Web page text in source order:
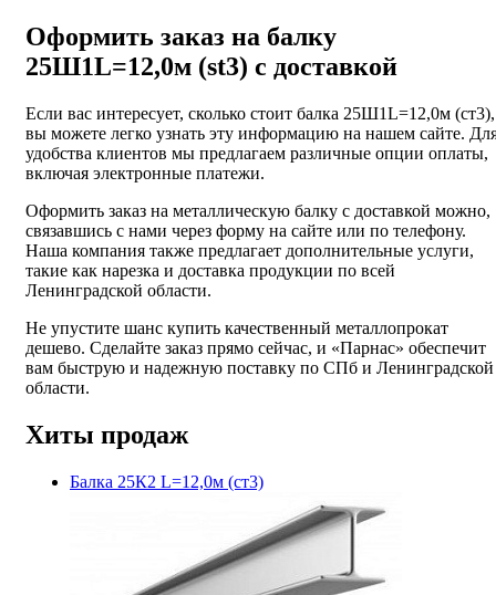
Оформить заказ на балку
25Ш1L=12,0м (st3) с доставкой
Если вас интересует, сколько стоит балка 25Ш1L=12,0м (ст3),
вы можете легко узнать эту информацию на нашем сайте.
удобства клиентов мы предлагаем различные опции оплаты,
включая электронные платежи.
Оформить заказ на металлическую балку с доставкой можно,
связавшись с нами через форму на сайте или по телефону.
Наша компания также предлагает дополнительные услуги,
такие как нарезка и доставка продукции по всей
Ленинградской области.
Не упустите шанс купить качественный металлопрокат
дешево. Сделайте заказ прямо сейчас, и «Парнас» обеспечит
вам быструю и надежную поставку по СПб и Ленинградской
области.
Хиты продаж
Балка 25К2 L=12,0м (ст3)